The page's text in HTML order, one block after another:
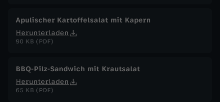
Apulischer Kartoffelsalat mit Kapern
Herunterladen
90 KB (PDF)
BBQ-Pilz-Sandwich mit Krautsalat
Herunterladen
65 KB (PDF)